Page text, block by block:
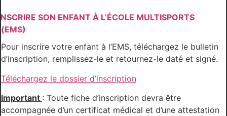
SON ENFANT À L’ÉCOLE MULTISPORTS
(EMS)
Pour inscrire votre enfant à l’EMS, téléchargez le bulletin
d’inscription, remplissez-le et retournez-le daté et signé.
Téléchargez le dossier d’inscription
Important : Toute fiche d’inscription devra être
accompagnée d’un certificat médical et d’une attestation